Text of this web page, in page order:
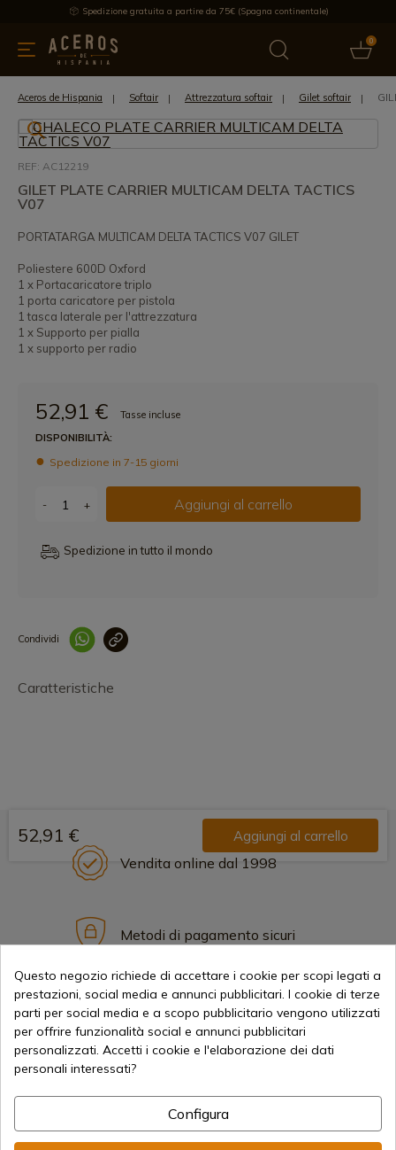
Spedizione gratuita a partire da 75€ (Spagna continentale)
0
cucina Offre Ultime notizie Venduti Marche
Aceros de Hispania Softair Attrezzatura softair Gilet softair
REF: AC12219
GILET PLATE CARRIER MULTICAM DELTA TACTICS
V07
PORTATARGA MULTICAM DELTA TACTICS V07 GILET
Poliestere 600D Oxford
1 x Portacaricatore triplo
1 porta caricatore per pistola
1 tasca laterale per l'attrezzatura
1 x Supporto per pialla
1 x supporto per radio
52,91 €
Tasse incluse
DISPONIBILITÀ:
Spedizione in 7-15 giorni
- + Aggiungi al carrello
Spedizione in tutto il mondo
Condividi
Caratteristiche
52,91 € Aggiungi al carrello
Vendita online dal 1998
Metodi di pagamento sicuri
Spedizioni Internazionali
Questo negozio richiede di accettare i cookie per scopi legati a
prestazioni, social media e annunci pubblicitari. I cookie di terze
parti per social media e a scopo pubblicitario vengono utilizzati
per offrire funzionalità social e annunci pubblicitari
personalizzati. Accetti i cookie e l'elaborazione dei dati
personali interessati?
Configura